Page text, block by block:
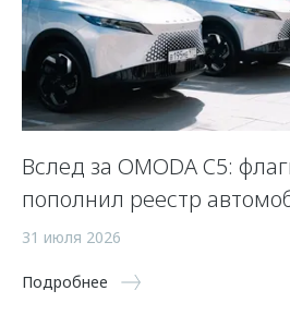
Вслед за OMODA C5:
пополнил реестр
31 июля 2026
Подробнее